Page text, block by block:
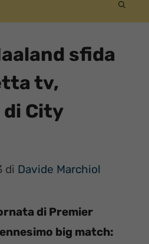
sfida
tv,
City
di Davide Marchiol
di Premier
big match: